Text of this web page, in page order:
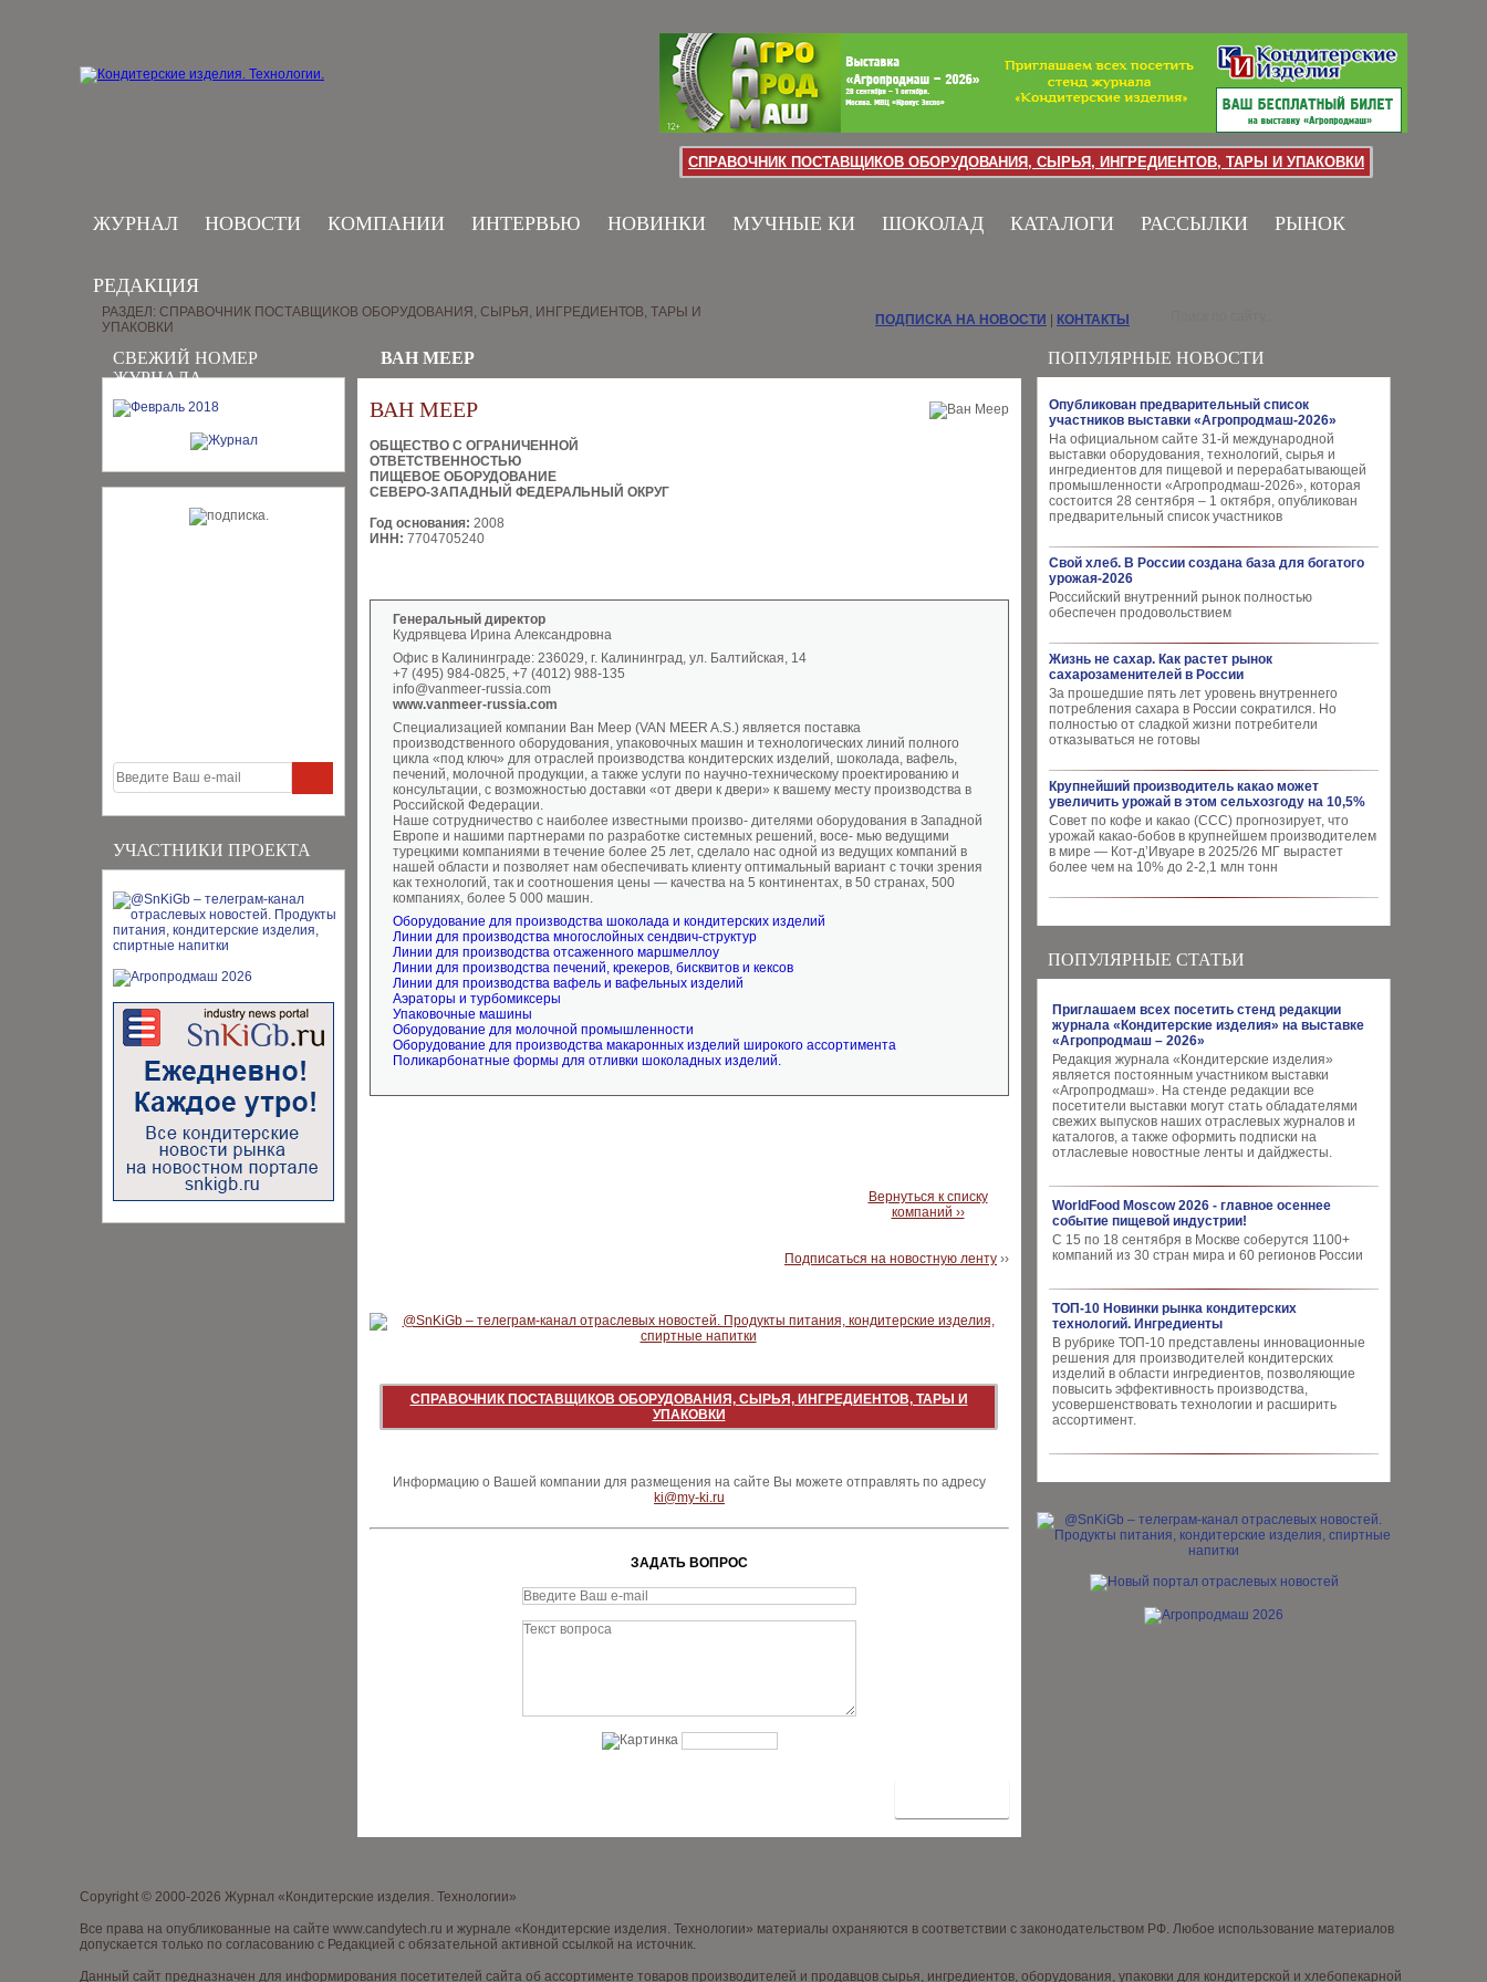
СПРАВОЧНИК ПОСТАВЩИКОВ ОБОРУДОВАНИЯ, СЫРЬЯ, ИНГРЕДИЕНТОВ, ТАРЫ И УПАКОВКИ
ЖУРНАЛ НОВОСТИ КОМПАНИИ ИНТЕРВЬЮ НОВИНКИ МУЧНЫЕ КИ ШОКОЛАД КАТАЛОГИ РАССЫЛКИ РЫНОК
РЕДАКЦИЯ
СВЕЖИЙ НОМЕР
ЖУРНАЛА
УЧАСТНИКИ ПРОЕКТА
ПОПУЛЯРНЫЕ НОВОСТИ
Опубликован предварительный список
участников выставки «Агропродмаш-2026»
На официальном сайте 31-й международной
выставки оборудования, технологий, сырья и
ингредиентов для пищевой и перерабатывающей
промышленности «Агропродмаш-2026», которая
состоится 28 сентября – 1 октября, опубликован
предварительный список участников
Свой хлеб. В России создана база для богатого
урожая-2026
Российский внутренний рынок полностью
обеспечен продовольствием
Жизнь не сахар. Как растет рынок
сахарозаменителей в России
За прошедшие пять лет уровень внутреннего
потребления сахара в России сократился. Но
полностью от сладкой жизни потребители
отказываться не готовы
Крупнейший производитель какао может
увеличить урожай в этом сельхозгоду на 10,5%
Совет по кофе и какао (CCC) прогнозирует, что
урожай какао-бобов в крупнейшем производителем
в мире — Кот-д’Ивуаре в 2025/26 МГ вырастет
более чем на 10% до 2-2,1 млн тонн
ПОПУЛЯРНЫЕ СТАТЬИ
Приглашаем всех посетить стенд редакции
журнала «Кондитерские изделия» на выставке
«Агропродмаш – 2026»
Редакция журнала «Кондитерские изделия»
является постоянным участником выставки
«Агропродмаш». На стенде редакции все
посетители выставки могут стать обладателями
свежих выпусков наших отраслевых журналов и
каталогов, а также оформить подписки на
отласлевые новостные ленты и дайджесты.
WorldFood Moscow 2026 - главное осеннее
событие пищевой индустрии!
С 15 по 18 сентября в Москве соберутся 1100+
компаний из 30 стран мира и 60 регионов России
ТОП-10 Новинки рынка кондитерских
технологий. Ингредиенты
В рубрике ТОП-10 представлены инновационные
решения для производителей кондитерских
изделий в области ингредиентов, позволяющие
повысить эффективность производства,
усовершенствовать технологии и расширить
ассортимент.
РАЗДЕЛ: СПРАВОЧНИК ПОСТАВЩИКОВ ОБОРУДОВАНИЯ, СЫРЬЯ, ИНГРЕДИЕНТОВ, ТАРЫ И
УПАКОВКИ
ПОДПИСКА НА НОВОСТИ КОНТАКТЫ
ВАН МЕЕР
ВАН МЕЕР
ОБЩЕСТВО С ОГРАНИЧЕННОЙ
ОТВЕТСТВЕННОСТЬЮ
ПИЩЕВОЕ ОБОРУДОВАНИЕ
СЕВЕРО-ЗАПАДНЫЙ ФЕДЕРАЛЬНЫЙ ОКРУГ
Год основания: 2008
ИНН: 7704705240
Генеральный директор
Кудрявцева Ирина Александровна
Офис в Калининграде: 236029, г. Калининград, ул. Балтийская, 14
+7 (495) 984-0825, +7 (4012) 988-135
info@vanmeer-russia.com
www.vanmeer-russia.com
Специализацией компании Ван Меер (VAN MEER A.S.) является поставка
производственного оборудования, упаковочных машин и технологических линий полного
цикла «под ключ» для отраслей производства кондитерских изделий, шоколада, вафель,
печений, молочной продукции, а также услуги по научно-техническому проектированию и
консультации, с возможностью доставки «от двери к двери» к вашему месту производства в
Российской Федерации.
Наше сотрудничество с наиболее известными произво- дителями оборудования в Западной
Европе и нашими партнерами по разработке системных решений, восе- мью ведущими
турецкими компаниями в течение более 25 лет, сделало нас одной из ведущих компаний в
нашей области и позволяет нам обеспечивать клиенту оптимальный вариант с точки зрения
как технологий, так и соотношения цены — качества на 5 континентах, в 50 странах, 500
компаниях, более 5 000 машин.
Оборудование для производства шоколада и кондитерских изделий
Линии для производства многослойных сендвич-структур
Линии для производства отсаженного маршмеллоу
Линии для производства печений, крекеров, бисквитов и кексов
Линии для производства вафель и вафельных изделий
Аэраторы и турбомиксеры
Упаковочные машины
Оборудование для молочной промышленности
Оборудование для производства макаронных изделий широкого ассортимента
Поликарбонатные формы для отливки шоколадных изделий.
Вернуться к списку
компаний ››
Подписаться на новостную ленту ››
СПРАВОЧНИК ПОСТАВЩИКОВ ОБОРУДОВАНИЯ, СЫРЬЯ, ИНГРЕДИЕНТОВ, ТАРЫ И
УПАКОВКИ
Информацию о Вашей компании для размещения на сайте Вы можете отправлять по адресу
ki@my-ki.ru
ЗАДАТЬ ВОПРОС
Copyright © 2000-2026 Журнал «Кондитерские изделия. Технологии»
Все права на опубликованные на сайте www.candytech.ru и журнале «Кондитерские изделия. Технологии» материалы охраняются в соответствии с законодательством РФ. Любое использование материалов
допускается только по согласованию с Редакцией с обязательной активной ссылкой на источник.
Данный сайт предназначен для информирования посетителей сайта об ассортименте товаров производителей и продавцов сырья, ингредиентов, оборудования, упаковки для кондитерской и хлебопекарной